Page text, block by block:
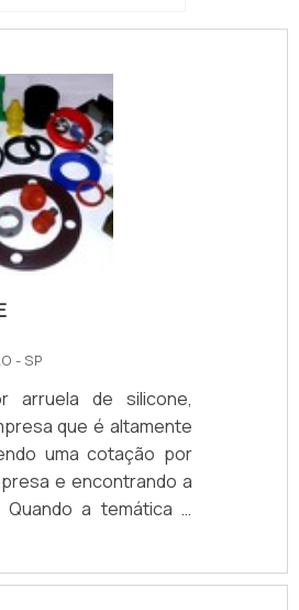
- SP
arruela de silicone,
que é altamente
uma cotação por
e encontrando a
Quando a temática é
com a Phoenix Bor
com pagamento
INTERESSANTES